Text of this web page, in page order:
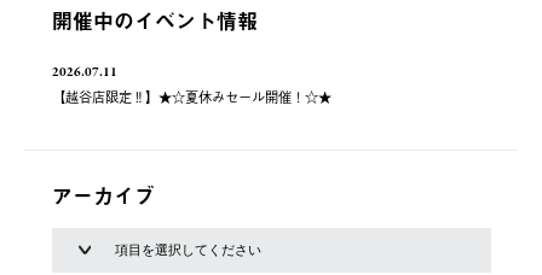
開催中のイベント情報
2026.07.11
【越谷店限定‼】★☆夏休みセール開催！☆★
アーカイブ